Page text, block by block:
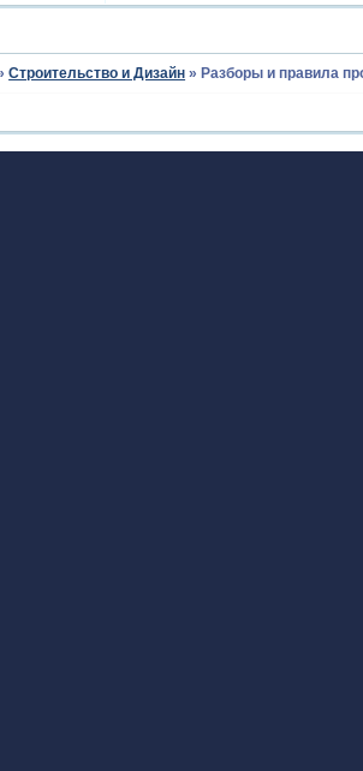
Строительство и Дизайн » Разборы и правила